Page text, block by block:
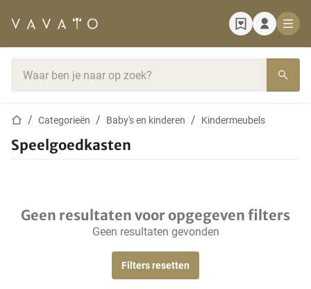
StartpaginaCategorieën Baby's en kinderen Kindermeubels
Speelgoedkasten
Geen resultaten voor opgegeven filters
Geen resultaten gevonden
Filters resetten